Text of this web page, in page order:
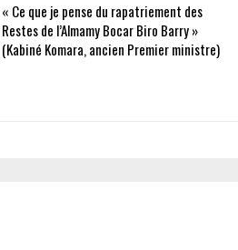
« Ce que je pense du rapatriement des
Restes de l’Almamy Bocar Biro Barry »
(Kabiné Komara, ancien Premier ministre)